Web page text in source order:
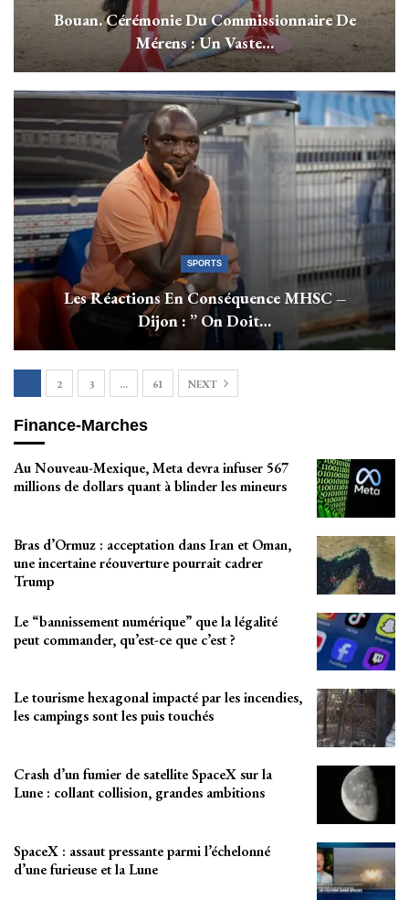
Bouan. Cérémonie Du Commissionnaire De
Mérens : Un Vaste…
SPORTS
Les Réactions En Conséquence MHSC –
Dijon : ” On Doit…
2 3 … 61 NEXT
Finance-Marches
Au Nouveau-Mexique, Meta devra infuser 567
millions de dollars quant à blinder les mineurs
Bras d’Ormuz : acceptation dans Iran et Oman,
une incertaine réouverture pourrait cadrer
Trump
Le “bannissement numérique” que la légalité
peut commander, qu’est-ce que c’est ?
Le tourisme hexagonal impacté par les incendies,
les campings sont les puis touchés
Crash d’un fumier de satellite SpaceX sur la
Lune : collant collision, grandes ambitions
SpaceX : assaut pressante parmi l’échelonné
d’une furieuse et la Lune